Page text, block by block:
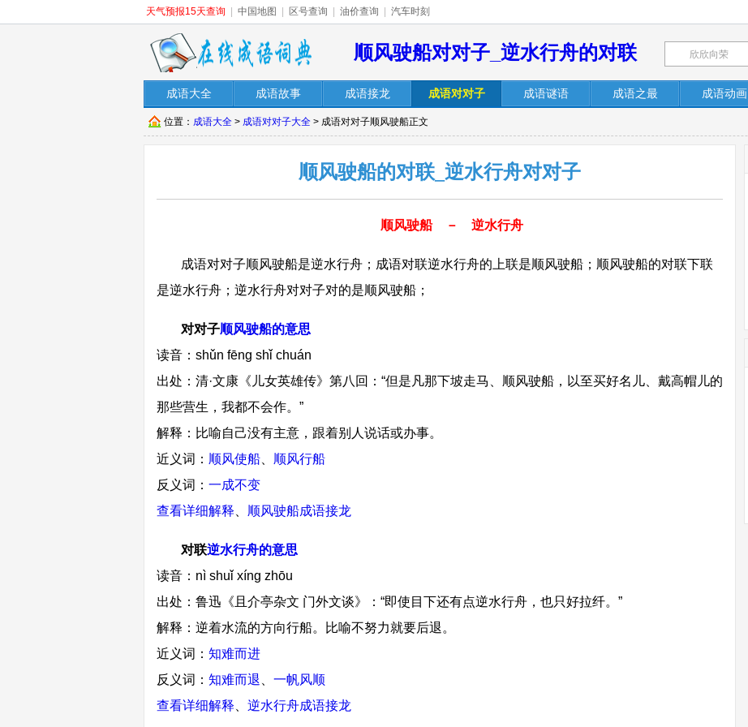
天气预报15天查询 中国地图 区号查询 油价查询 汽车时刻
顺风驶船对对子_逆水行舟的对联
成语大全 成语故事 成语接龙 成语对对子 成语谜语 成语之最 成语动画
位置： 成语大全 > 成语对对子大全 > 成语对对子顺风驶船正文
顺风驶船的对联_逆水行舟对对子
顺风驶船 － 逆水行舟
成语对对子顺风驶船是逆水行舟；成语对联逆水行舟的上联是顺风驶船；顺风驶船的对联下联
是逆水行舟；逆水行舟对对子对的是顺风驶船；
对对子顺风驶船的意思
读音：shǔn fēng shǐ chuán
出处：清·文康《儿女英雄传》第八回：“但是凡那下坡走马、顺风驶船，以至买好名儿、戴高帽儿的
那些营生，我都不会作。”
解释：比喻自己没有主意，跟着别人说话或办事。
近义词： 顺风使船
顺风行船
反义词： 一成不变
查看详细解释
顺风驶船成语接龙
对联逆水行舟的意思
读音：nì shuǐ xíng zhōu
出处：鲁迅《且介亭杂文 门外文谈》：“即使目下还有点逆水行舟，也只好拉纤。”
解释：逆着水流的方向行船。比喻不努力就要后退。
近义词： 知难而进
反义词： 知难而退
一帆风顺
查看详细解释
逆水行舟成语接龙